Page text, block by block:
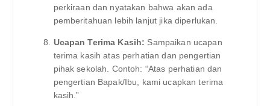
perkiraan dan nyatakan bahwa akan ada
pemberitahuan lebih lanjut jika diperlukan.
Ucapan Terima Kasih: Sampaikan ucapan
terima kasih atas perhatian dan pengertian
pihak sekolah. Contoh: “Atas perhatian dan
pengertian Bapak/Ibu, kami ucapkan terima
kasih.”